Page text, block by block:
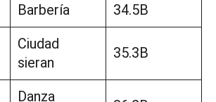
Barbería 34.5B
Ciudad
sieran
35.3B
Danza